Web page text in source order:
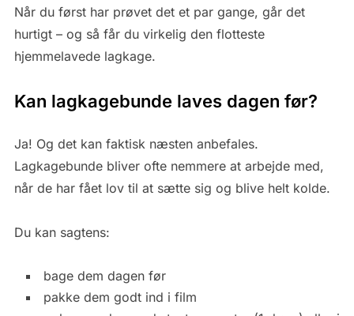
Når du først har prøvet det et par gange, går det
hurtigt – og så får du virkelig den flotteste
hjemmelavede lagkage.
Kan lagkagebunde laves dagen før?
Ja! Og det kan faktisk næsten anbefales.
Lagkagebunde bliver ofte nemmere at arbejde med,
når de har fået lov til at sætte sig og blive helt kolde.
Du kan sagtens:
bage dem dagen før
pakke dem godt ind i film